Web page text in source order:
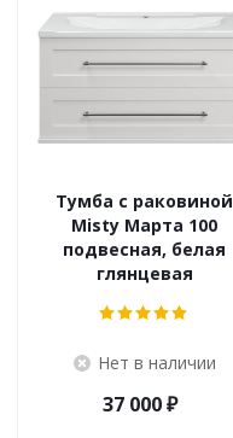
Тумба с раковиной
Misty Марта 100
подвесная, белая
глянцевая
Нет в наличии
37 000₽